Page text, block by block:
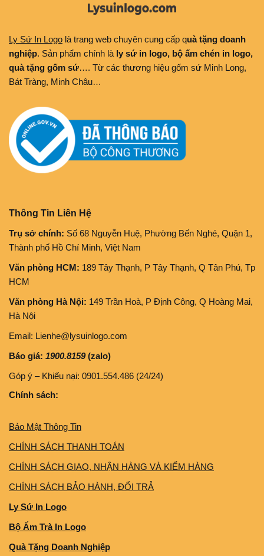
Ly Sứ In Logo là trang web chuyên cung cấp quà tặng doanh
nghiệp. Sản phẩm chính là ly sứ in logo, bộ ấm chén in logo,
quà tặng gốm sứ…. Từ các thương hiệu gốm sứ Minh Long,
Bát Tràng, Minh Châu…
Thông Tin Liên Hệ
Trụ sở chính: Số 68 Nguyễn Huệ, Phường Bến Nghé, Quận 1,
Thành phố Hồ Chí Minh, Việt Nam
Văn phòng HCM: 189 Tây Thạnh, P Tây Thạnh, Q Tân Phú, Tp
HCM
Văn phòng Hà Nội: 149 Trần Hoà, P Định Công, Q Hoàng Mai,
Hà Nội
Email: Lienhe@lysuinlogo.com
Báo giá: 1900.8159(zalo)
Góp ý – Khiếu nại: 0901.554.486 (24/24)
Chính sách:
Bảo Mật Thông Tin
CHÍNH SÁCH THANH TOÁN
CHÍNH SÁCH GIAO, NHẬN HÀNG VÀ KIỂM HÀNG
CHÍNH SÁCH BẢO HÀNH, ĐỔI TRẢ
Ly Sứ In Logo
Bộ Ấm Trà In Logo
Quà Tặng Doanh Nghiệp